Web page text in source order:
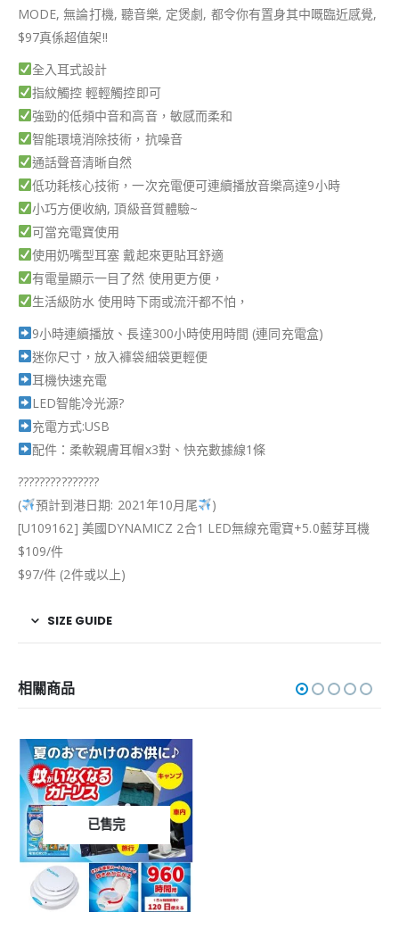
MODE, 無論打機, 聽音樂, 定煲劇, 都令你有置身其中嘅臨近感覺,
$97真係超值架!!
全入耳式設計
指紋觸控 輕輕觸控即可
強勁的低頻中音和高音，敏感而柔和
智能環境消除技術，抗噪音
通話聲音清晰自然
低功耗核心技術，一次充電便可連續播放音樂高達9小時
小巧方便收納, 頂級音質體驗~
可當充電寶使用
使用奶嘴型耳塞 戴起來更貼耳舒適
有電量顯示一目了然 使用更方便，
生活級防水 使用時下雨或流汗都不怕，
9小時連續播放、長達300小時使用時間 (連同充電盒)
迷你尺寸，放入褲袋細袋更輕便
耳機快速充電
LED智能冷光源?
充電方式:USB
配件：柔軟親膚耳帽x3對、快充數據線1條
???????????????
(
預計到港日期: 2021年10月尾
)
[U109162] 美國DYNAMICZ 2合1 LED無線充電寶+5.0藍芽耳機
$109/件
$97/件 (2件或以上)
SIZE GUIDE
相關商品
已售完